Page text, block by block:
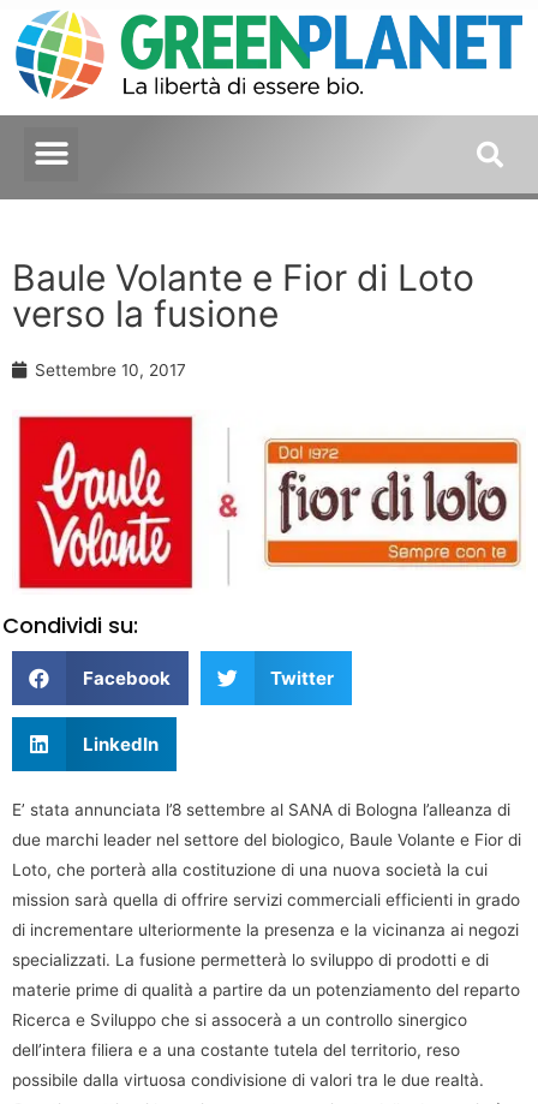
Baule Volante e Fior di Loto
verso la fusione
Settembre 10, 2017
Condividi su:
Facebook Twitter
LinkedIn
E’ stata annunciata l’8 settembre al SANA di Bologna l’alleanza di
due marchi leader nel settore del biologico, Baule Volante e Fior di
Loto, che porterà alla costituzione di una nuova società la cui
mission sarà quella di offrire servizi commerciali efficienti in grado
di incrementare ulteriormente la presenza e la vicinanza ai negozi
specializzati. La fusione permetterà lo sviluppo di prodotti e di
materie prime di qualità a partire da un potenziamento del reparto
Ricerca e Sviluppo che si assocerà a un controllo sinergico
dell’intera filiera e a una costante tutela del territorio, reso
possibile dalla virtuosa condivisione di valori tra le due realtà.